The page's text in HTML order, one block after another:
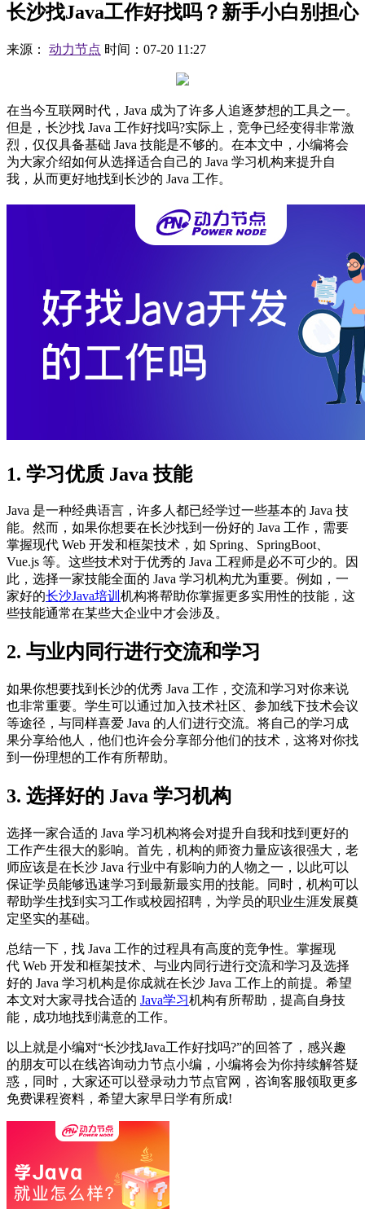
长沙找Java工作好找吗？新手小白别担心
来源： 动力节点 时间：07-20 11:27
在当今互联网时代，Java 成为了许多人追逐梦想的工具之一。
但是，长沙找 Java 工作好找吗?实际上，竞争已经变得非常激
烈，仅仅具备基础 Java 技能是不够的。在本文中，小编将会
为大家介绍如何从选择适合自己的 Java 学习机构来提升自
我，从而更好地找到长沙的 Java 工作。
1. 学习优质 Java 技能
Java 是一种经典语言，许多人都已经学过一些基本的 Java 技
能。然而，如果你想要在长沙找到一份好的 Java 工作，需要
掌握现代 Web 开发和框架技术，如 Spring、SpringBoot、
Vue.js 等。这些技术对于优秀的 Java 工程师是必不可少的。因
此，选择一家技能全面的 Java 学习机构尤为重要。例如，一
家好的长沙Java培训 机构将帮助你掌握更多实用性的技能，这
些技能通常在某些大企业中才会涉及。
2. 与业内同行进行交流和学习
如果你想要找到长沙的优秀 Java 工作，交流和学习对你来说
也非常重要。学生可以通过加入技术社区、参加线下技术会议
等途径，与同样喜爱 Java 的人们进行交流。将自己的学习成
果分享给他人，他们也许会分享部分他们的技术，这将对你找
到一份理想的工作有所帮助。
3. 选择好的 Java 学习机构
选择一家合适的 Java 学习机构将会对提升自我和找到更好的
工作产生很大的影响。首先，机构的师资力量应该很强大，老
师应该是在长沙 Java 行业中有影响力的人物之一，以此可以
保证学员能够迅速学习到最新最实用的技能。同时，机构可以
帮助学生找到实习工作或校园招聘，为学员的职业生涯发展奠
定坚实的基础。
总结一下，找 Java 工作的过程具有高度的竞争性。掌握现
代 Web 开发和框架技术、与业内同行进行交流和学习及选择
好的 Java 学习机构是你成就在长沙 Java 工作上的前提。希望
本文对大家寻找合适的 Java学习机构有所帮助，提高自身技
能，成功地找到满意的工作。
以上就是小编对“长沙找Java工作好找吗?”的回答了，感兴趣
的朋友可以在线咨询动力节点小编，小编将会为你持续解答疑
惑，同时，大家还可以登录动力节点官网，咨询客服领取更多
免费课程资料，希望大家早日学有所成!